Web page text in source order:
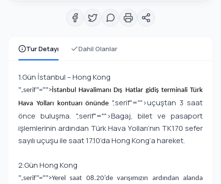
Tur Detayı Dahil Olanlar
1.Gün İstanbul – Hong Kong
",serif"="">İstanbul Havalimanı Dış Hatlar gidiş terminali Türk
Hava Yolları kontuarı önünde",serif"="">uçuştan 3 saat
önce buluşma. ",serif"="">Bagaj, bilet ve pasaport
işlemlerinin ardından Türk Hava Yolları’nın TK170 sefer
sayılı uçuşu ile saat 17.10’da Hong Kong’a hareket.
2.Gün Hong Kong
",serif"="">Yerel saat 08.20’de varışımızın ardından alanda